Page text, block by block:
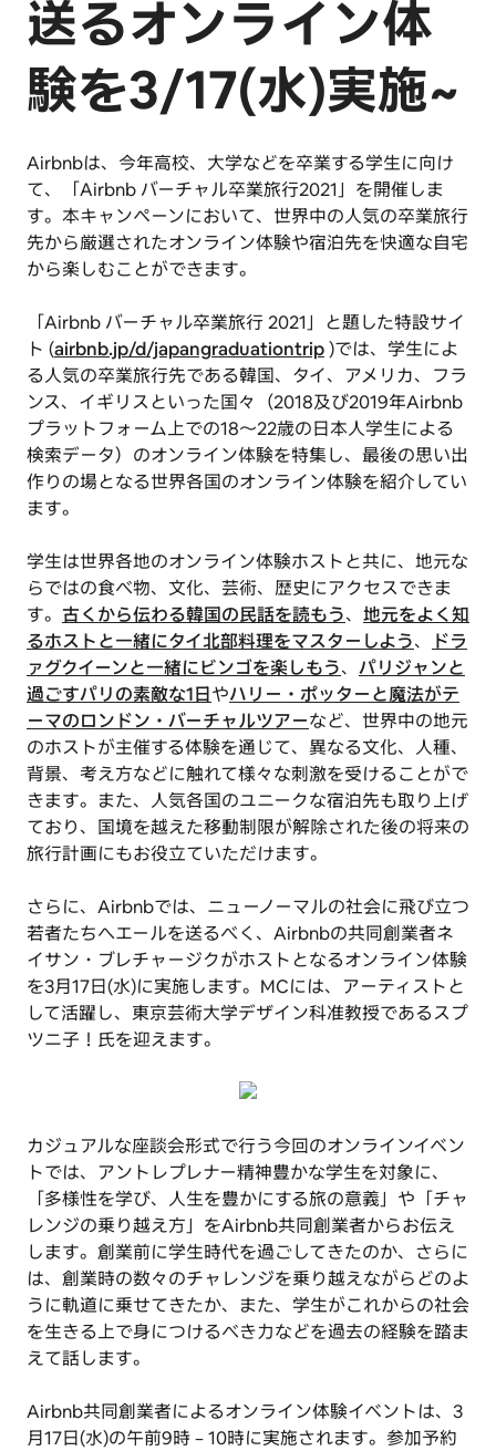
送るオンライン体
験を3/17(水)実施~
Airbnbは、今年高校、大学などを卒業する学生に向け
て、「Airbnb バーチャル卒業旅行2021」を開催しま
す。本キャンペーンにおいて、世界中の人気の卒業旅行
先から厳選されたオンライン体験や宿泊先を快適な自宅
から楽しむことができます。
「Airbnb バーチャル卒業旅行 2021」と題した特設サイ
ト (airbnb.jp/d/japangraduationtrip)では、学生によ
る人気の卒業旅行先である韓国、タイ、アメリカ、フラ
ンス、イギリスといった国々（2018及び2019年Airbnb
プラットフォーム上での18〜22歳の日本人学生による
検索データ）のオンライン体験を特集し、最後の思い出
作りの場となる世界各国のオンライン体験を紹介してい
ます。
学生は世界各地のオンライン体験ホストと共に、地元な
らではの食べ物、文化、芸術、歴史にアクセスできま
す。 古くから伝わる韓国の民話を読もう、 地元をよく知
るホストと一緒にタイ北部料理をマスターしよう、
ドラ
ァグクイーンと一緒にビンゴを楽しもう、 パリジャンと
過ごすパリの素敵な1日やハリー・ポッターと魔法がテ
ーマのロンドン・バーチャルツアーなど、世界中の地元
のホストが主催する体験を通じて、異なる文化、人種、
背景、考え方などに触れて様々な刺激を受けることがで
きます。また、人気各国のユニークな宿泊先も取り上げ
ており、国境を越えた移動制限が解除された後の将来の
旅行計画にもお役立ていただけます。
さらに、Airbnbでは、ニューノーマルの社会に飛び立つ
若者たちへエールを送るべく、Airbnbの共同創業者ネ
イサン・ブレチャージクがホストとなるオンライン体験
を3月17日(水)に実施します。MCには、アーティストと
して活躍し、東京芸術大学デザイン科准教授であるスプ
ツニ子！氏を迎えます。
カジュアルな座談会形式で行う今回のオンラインイベン
トでは、アントレプレナー精神豊かな学生を対象に、
「多様性を学び、人生を豊かにする旅の意義」や「チャ
レンジの乗り越え方」をAirbnb共同創業者からお伝え
します。創業前に学生時代を過ごしてきたのか、さらに
は、創業時の数々のチャレンジを乗り越えながらどのよ
うに軌道に乗せてきたか、また、学生がこれからの社会
を生きる上で身につけるべき力などを過去の経験を踏ま
えて話します。
Airbnb共同創業者によるオンライン体験イベントは、3
月17日(水)の午前9時−10時に実施されます。参加予約